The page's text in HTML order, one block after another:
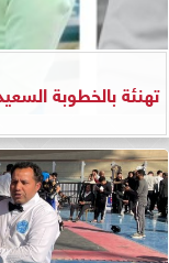
تهنئة بالخطوبة